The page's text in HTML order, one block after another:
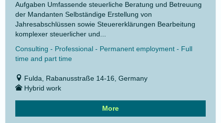
Aufgaben Umfassende steuerliche Beratung und Betreuung
der Mandanten Selbständige Erstellung von
Jahresabschlüssen sowie Steuererklärungen Bearbeitung
komplexer steuerlicher und...
Consulting - Professional - Permanent employment - Full
time and part time
Fulda, Rabanusstraße 14-16, Germany
Hybrid work
More